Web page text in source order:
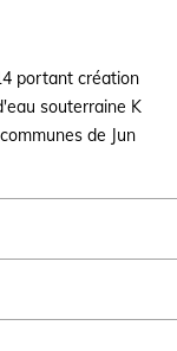
portant création
souterraine K
de Jun
12 décembre 2014